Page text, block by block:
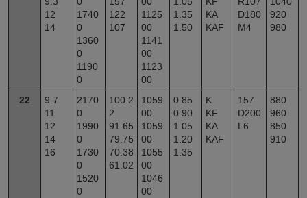
12
14
1740
0
1360
0
1190
0
122
107
1125
00
1141
00
1123
00
1.35
1.50
KA
KAF
D180
M4
920
980
22
9.7
11
12
14
16
2170
0
1990
0
1730
0
1520
0
100.2
2
91.65
79.75
70.38
61.02
1059
00
1059
00
1055
00
1046
00
0.85
0.90
1.05
1.20
1.35
K
KF
KA
KAF
157
D200
L6
880
960
850
910